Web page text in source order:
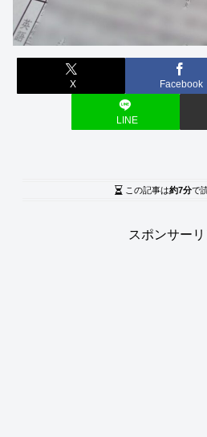
X Facebook
LINE
この記事は約7分で
スポンサー